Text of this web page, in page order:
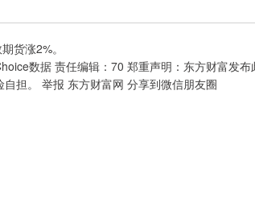
货涨2%。
数据 责任编辑：70 郑重声明：东方财富发
担。 举报 东方财富网 分享到微信朋友圈